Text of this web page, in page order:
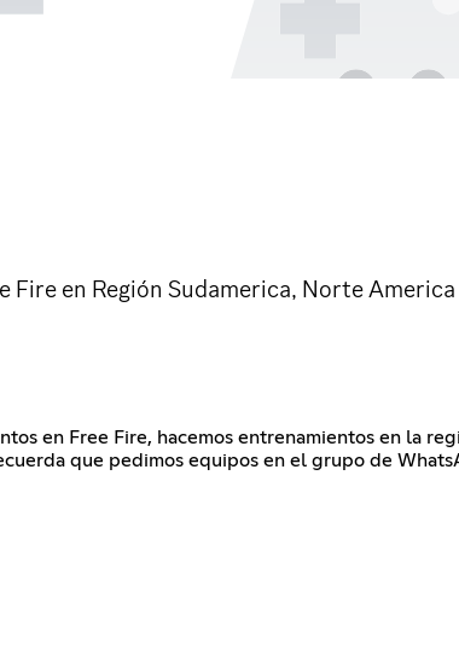
en Región Sudamerica, Norte
en Free Fire, hacemos entrenamientos en la
que pedimos equipos en el grupo de